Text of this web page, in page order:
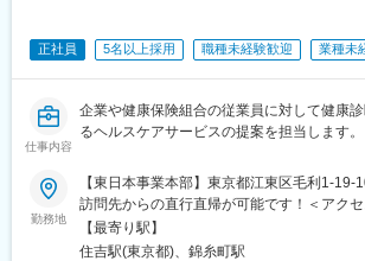
正社員 5名以上採用 職種未経験歓迎 業種未
仕事内容
企業や健康保険組合の従業員に対して健康
るヘルスケアサービスの提案を担当します。
勤務地
【東日本事業本部】東京都江東区毛利1-19-
訪問先からの直行直帰が可能です！＜アク
速・各駅停車）／東京メトロ半蔵門線 錦糸
京メトロ半蔵門線／都営新宿線 住吉駅より
【最寄り駅】
住吉駅(東京都)、錦糸町駅